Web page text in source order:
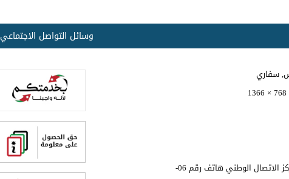
وسائل التواصل الاجتماعي
للابلاغ عن اي مشكلة فنية يرجى الاتصال على مركز الاتصال الوطني هاتف رقم 06-